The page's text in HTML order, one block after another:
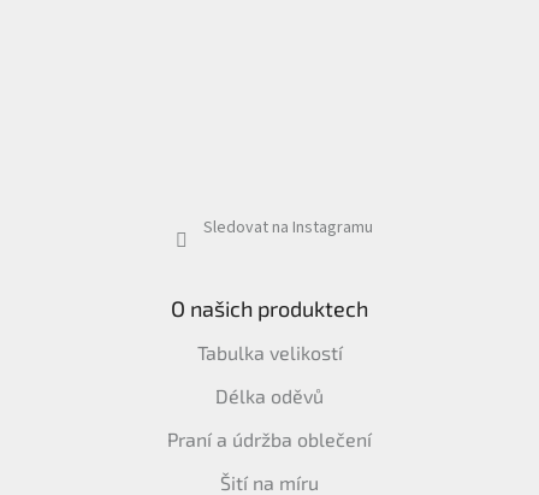
Sledovat na Instagramu
O našich produktech
Tabulka velikostí
Délka oděvů
Praní a údržba oblečení
Šití na míru